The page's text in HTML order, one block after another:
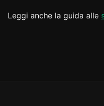
Leggi anche la guida alle